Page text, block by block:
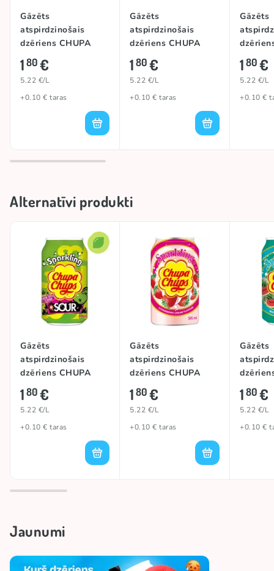
Gāzēts
atspirdzinošais
dzēriens CHUPA
CHUPS
(STRAWBERRY),
345ml
180€
5.22 €/L
+0.10 € taras
Gāzēts
atspirdzinošais
dzēriens CHUPA
CHUPS
(WATERMELON),
345ml
180€
5.22 €/L
+0.10 € taras
Gāzēts
345ml
180€
5.22 €/L
+0.10 €
Alternatīvi produkti
Gāzēts
atspirdzinošais
dzēriens CHUPA
CHUPS (SOUR
GREEN APPLE),
345ml
180€
5.22 €/L
+0.10 € taras
Gāzēts
atspirdzinošais
dzēriens CHUPA
CHUPS
(STRAWBERRY),
345ml
180€
5.22 €/L
+0.10 € taras
Gāzēts
CHUPS
345ml
180€
5.22 €/L
+0.10 €
Jaunumi